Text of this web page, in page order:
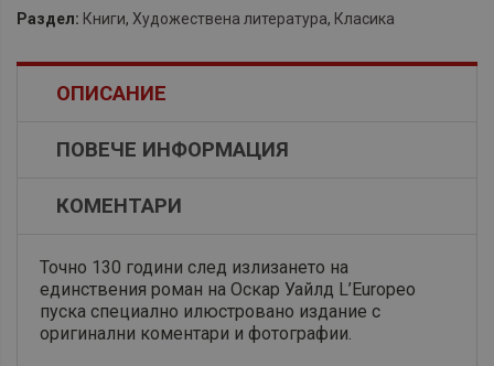
Раздел: Книги, Художествена литература, Класика
ОПИСАНИЕ
ПОВЕЧЕ ИНФОРМАЦИЯ
КОМЕНТАРИ
Точно 130 години след излизането на
единствения роман на Оскар Уайлд L’Europeo
пуска специално илюстровано издание с
оригинални коментари и фотографии.